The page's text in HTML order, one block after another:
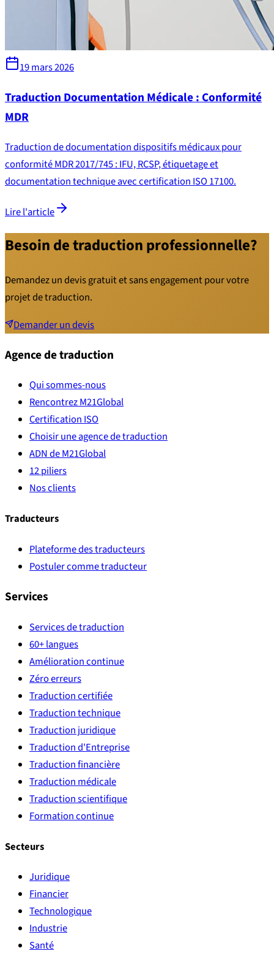
19 mars 2026
Traduction Documentation Médicale : Conformité
MDR
Traduction de documentation dispositifs médicaux pour
conformité MDR 2017/745 : IFU, RCSP, étiquetage et
documentation technique avec certification ISO 17100.
Lire l'article
Besoin de traduction professionnelle?
Demandez un devis gratuit et sans engagement pour votre
projet de traduction.
Demander un devis
Agence de traduction
Qui sommes-nous
Rencontrez M21Global
Certification ISO
Choisir une agence de traduction
ADN de M21Global
12 piliers
Nos clients
Traducteurs
Plateforme des traducteurs
Postuler comme traducteur
Services
Services de traduction
60+ langues
Amélioration continue
Zéro erreurs
Traduction certifiée
Traduction technique
Traduction juridique
Traduction d'Entreprise
Traduction financière
Traduction médicale
Traduction scientifique
Formation continue
Secteurs
Juridique
Financier
Technologique
Industrie
Santé